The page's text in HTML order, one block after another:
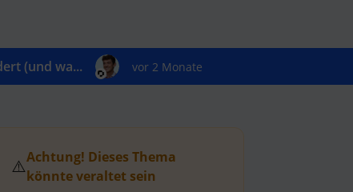
(und wa... vor 2 Monate
⚠️Achtung! Dieses Thema
könnte veraltet sein